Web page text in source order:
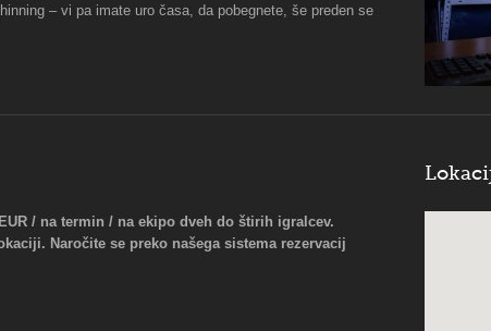
– vi pa imate uro časa, da pobegnete, še preden se
/ na termin / na ekipo dveh do štirih igralcev.
Naročite se preko našega sistema rezervacij